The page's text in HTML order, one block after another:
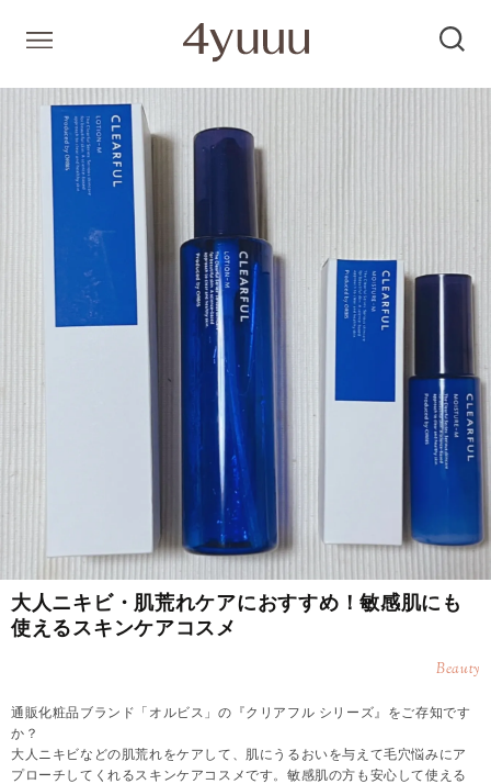
大人ニキビ・肌荒れケアにおすすめ！敏感肌にも
使えるスキンケアコスメ
Beauty
通販化粧品ブランド「オルビス」の『クリアフル シリーズ』をご存知です
か？
大人ニキビなどの肌荒れをケアして、肌にうるおいを与えて毛穴悩みにア
プローチしてくれるスキンケアコスメです。敏感肌の方も安心して使える